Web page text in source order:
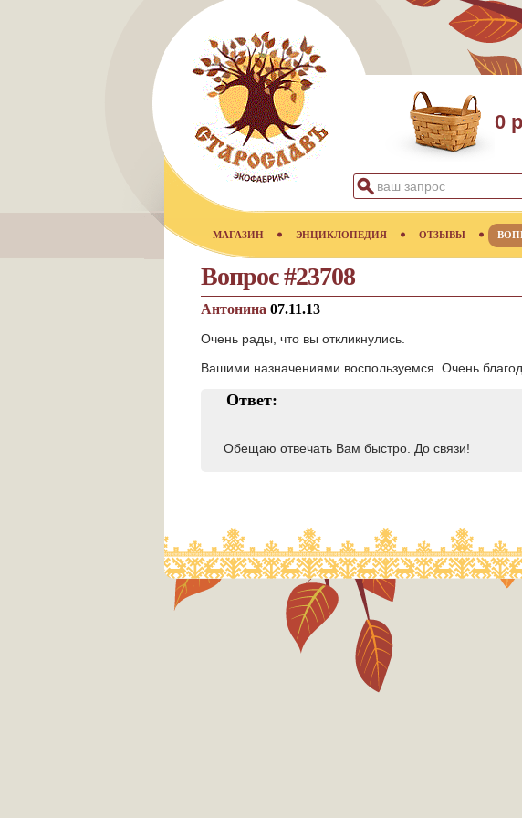
0
МАГАЗИН ЭНЦИКЛОПЕДИЯ ОТЗЫВЫ
Вопрос #23708
Антонина 07.11.13
Очень рады, что вы откликнулись.
Вашими назначениями воспользуемся. Очень
Ответ:
Обещаю отвечать Вам быстро. До связи!